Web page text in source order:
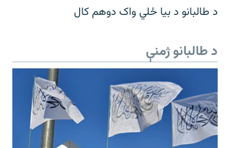
د طالبانو د بیا ځلي واک دوهم کال
د طالبانو ژمنې